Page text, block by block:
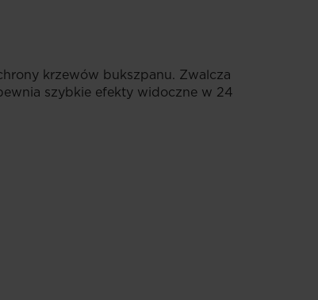
krzewów bukszpanu. Zwalcza
szybkie efekty widoczne w 24